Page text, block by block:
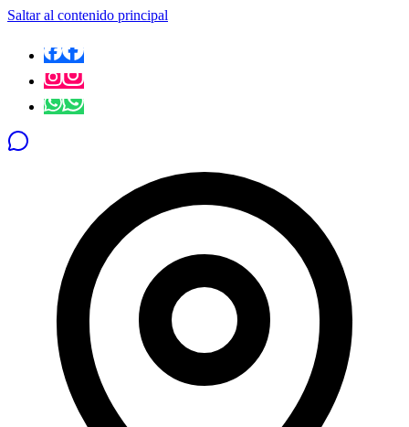
Saltar al contenido principal